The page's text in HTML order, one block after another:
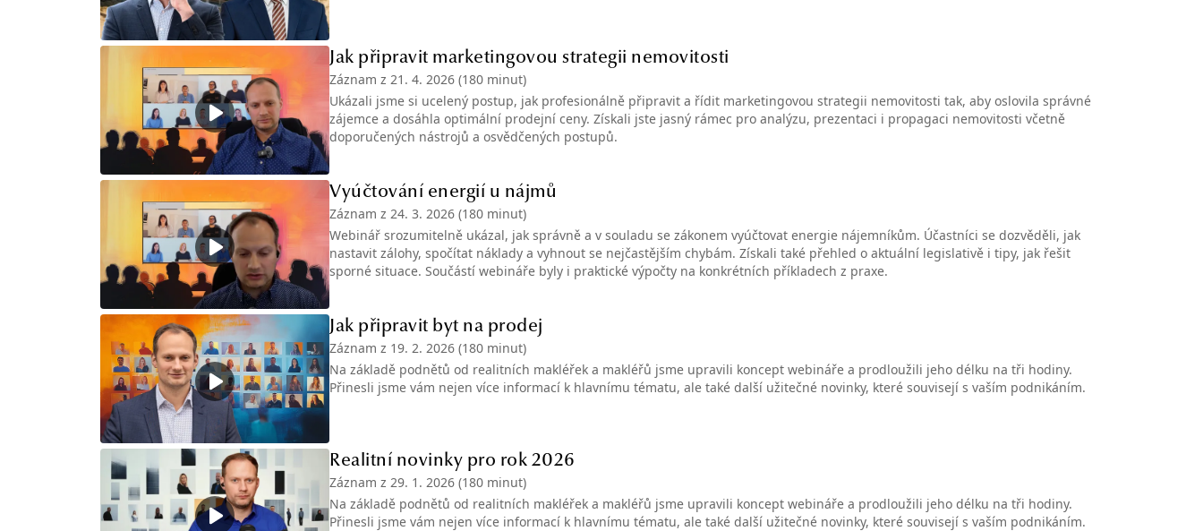
Jak připravit marketingovou strategii nemovitosti
Záznam z 21. 4. 2026 (180 minut)
Ukázali jsme si ucelený postup, jak profesionálně připravit a řídit marketingovou strategii nemovitosti tak, aby oslovila správné
zájemce a dosáhla optimální prodejní ceny. Získali jste jasný rámec pro analýzu, prezentaci i propagaci nemovitosti včetně
doporučených nástrojů a osvědčených postupů.
Vyúčtování energií u nájmů
Záznam z 24. 3. 2026 (180 minut)
Webinář srozumitelně ukázal, jak správně a v souladu se zákonem vyúčtovat energie nájemníkům. Účastníci se dozvěděli, jak
nastavit zálohy, spočítat náklady a vyhnout se nejčastějším chybám. Získali také přehled o aktuální legislativě i tipy, jak řešit
sporné situace. Součástí webináře byly i praktické výpočty na konkrétních příkladech z praxe.
Jak připravit byt na prodej
Záznam z 19. 2. 2026 (180 minut)
Na základě podnětů od realitních makléřek a makléřů jsme upravili koncept webináře a prodloužili jeho délku na tři hodiny.
Přinesli jsme vám nejen více informací k hlavnímu tématu, ale také další užitečné novinky, které souvisejí s vaším podnikáním.
Realitní novinky pro rok 2026
Záznam z 29. 1. 2026 (180 minut)
Na základě podnětů od realitních makléřek a makléřů jsme upravili koncept webináře a prodloužili jeho délku na tři hodiny.
Přinesli jsme vám nejen více informací k hlavnímu tématu, ale také další užitečné novinky, které souvisejí s vaším podnikáním.